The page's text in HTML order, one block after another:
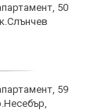
50
59